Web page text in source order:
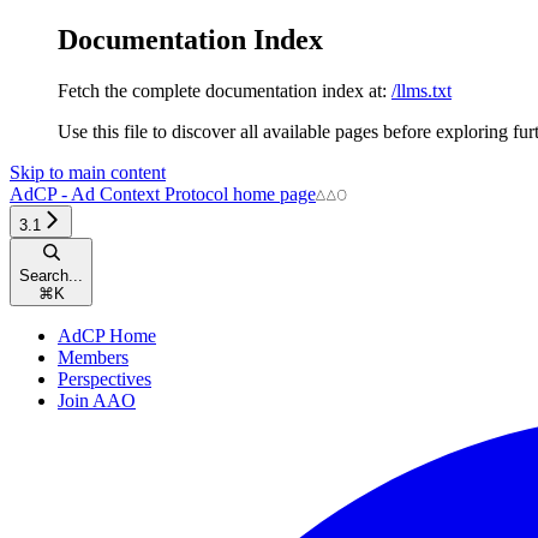
Documentation Index
Fetch the complete documentation index at: /llms.txt
Use this file to discover all available pages before exploring
Skip to main content
AdCP - Ad Context Protocol home page
3.1
Search...
⌘ K
AdCP Home
Members
Perspectives
Join AAO